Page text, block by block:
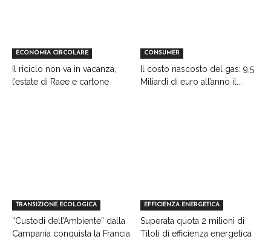
ECONOMIA CIRCOLARE
Il riciclo non va in vacanza,
l’estate di Raee e cartone
CONSUMER
Il costo nascosto del gas: 9,5
Miliardi di euro all’anno il...
TRANSIZIONE ECOLOGICA
“Custodi dell’Ambiente” dalla
Campania conquista la Francia
EFFICIENZA ENERGETICA
Superata quota 2 milioni di
Titoli di efficienza energetica